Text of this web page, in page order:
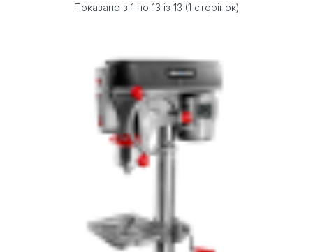
Показано з 1 по 13 із 13 (1 сторінок)